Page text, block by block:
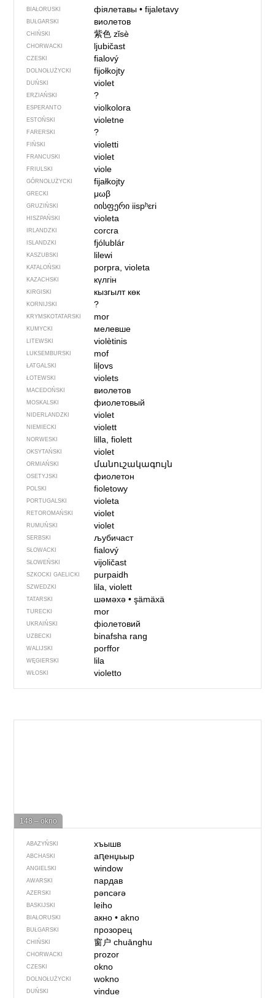
BIAŁORUSKI фіялетавы• fijaletavy
BUŁGARSKI виолетов
CHIŃSKI 紫色zǐsè
CHORWACKI ljubičast
CZESKI fialový
DOLNOŁUŻYCKI fijołkojty
DUŃSKI violet
ERZIAŃSKI ?
ESPERANTO violkolora
ESTOŃSKI violetne
FARERSKI ?
FIŃSKI violetti
FRANCUSKI violet
FRIULSKI viole
GÓRNOŁUŻYCKI fijałkojty
GRECKI μωβ
GRUZIŃSKI იისფერი iispʰɛri
HISZPAŃSKI violeta
IRLANDZKI corcra
ISLANDZKI fjólublár
KASZUBSKI lilewi
KATALOŃSKI porpra, violeta
KAZACHSKI күлгін
KIRGISKI кызгылт көк
KORNIJSKI ?
KRYMSKOTATARSKI mor
KUMYCKI мелевше
LITEWSKI violètinis
LUKSEMBURSKI mof
ŁATGALSKI liļovs
ŁOTEWSKI violets
MACEDOŃSKI виолетов
MOSKALSKI фиолетовый
NIDERLANDZKI violet
NIEMIECKI violett
NORWESKI lilla, fiolett
OKSYTAŃSKI violet
ORMIAŃSKI մանուշակագույն
OSETYJSKI фиолетон
POLSKI fioletowy
PORTUGALSKI violeta
RETOROMAŃSKI violet
RUMUŃSKI violet
SERBSKI љубичаст
SŁOWACKI fialový
SŁOWEŃSKI vijoličast
SZKOCKI GAELICKI purpaidh
SZWEDZKI lila, violett
TATARSKI шәмәхә• şämäxä
TURECKI mor
UKRAIŃSKI фіолетовий
UZBECKI binafsha rang
WALIJSKI porffor
WĘGIERSKI lila
WŁOSKI violetto
148 – okno
ABAZYŃSKI хъышв
ABCHASKI аԥенџьыр
ANGIELSKI window
AWARSKI пардав
AZERSKI pəncərə
BASKIJSKI leiho
BIAŁORUSKI акно• akno
BUŁGARSKI прозорец
CHIŃSKI 窗户chuānghu
CHORWACKI prozor
CZESKI okno
DOLNOŁUŻYCKI wokno
DUŃSKI vindue